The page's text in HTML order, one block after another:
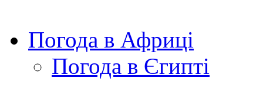
Погода в Африці
Погода в Єгипті